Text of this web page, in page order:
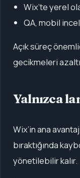
Wix’te yerel
QA, mobil
Açık süreç
gecikmeleri
Yalnızca
Wix’in ana
bıraktığında
yönetilebilir kalır.